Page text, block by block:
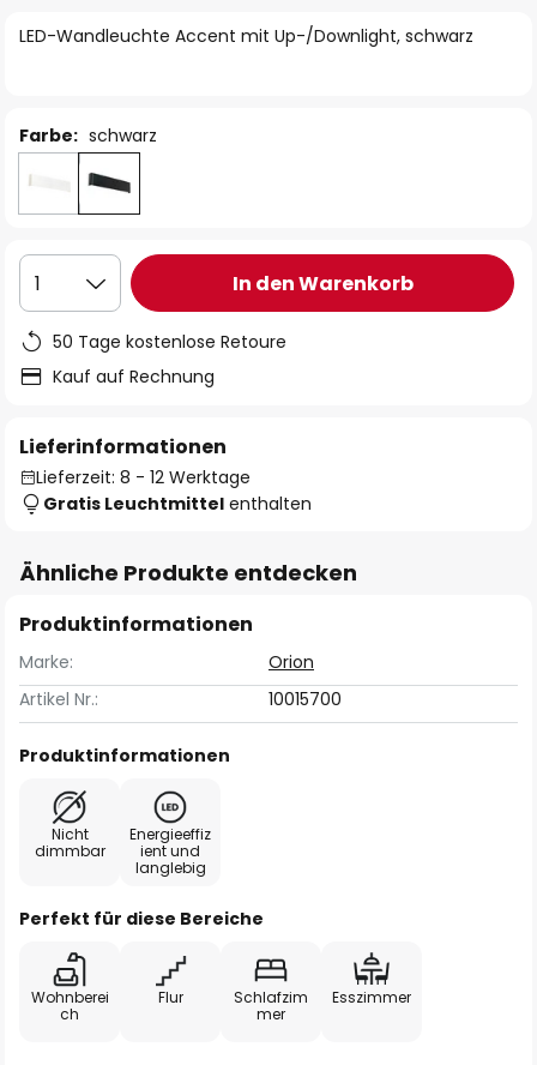
springen
LED-Wandleuchte Accent mit Up-/Downlight, schwarz
Farbe: schwarz
1 In den Warenkorb
50 Tage kostenlose Retoure
Kauf auf Rechnung
Lieferinformationen
Lieferzeit: 8 - 12 Werktage
Gratis Leuchtmittel enthalten
Ähnliche Produkte entdecken
Produktinformationen
Marke:
Orion
Artikel Nr.:
10015700
Produktinformationen
Nicht
dimmbar
Energieeffiz
ient und
langlebig
Perfekt für diese Bereiche
Wohnberei
ch
Flur
Schlafzim
mer
Esszimmer